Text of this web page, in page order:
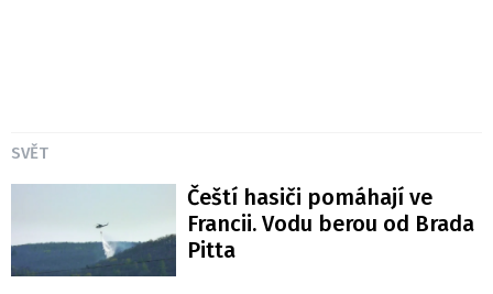
SVĚT
Čeští hasiči pomáhají ve
Francii. Vodu berou od Brada
Pitta